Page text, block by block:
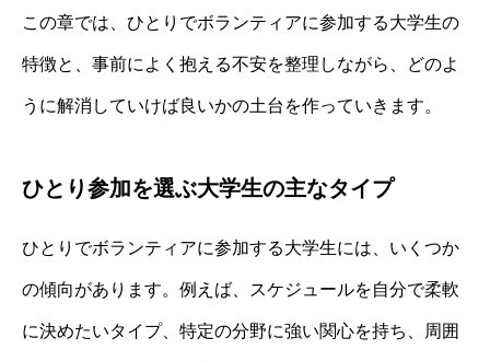
この章では、ひとりでボランティアに参加する大学生の
特徴と、事前によく抱える不安を整理しながら、どのよ
うに解消していけば良いかの土台を作っていきます。
ひとり参加を選ぶ大学生の主なタイプ
ひとりでボランティアに参加する大学生には、いくつか
の傾向があります。例えば、スケジュールを自分で柔軟
に決めたいタイプ、特定の分野に強い関心を持ち、周囲